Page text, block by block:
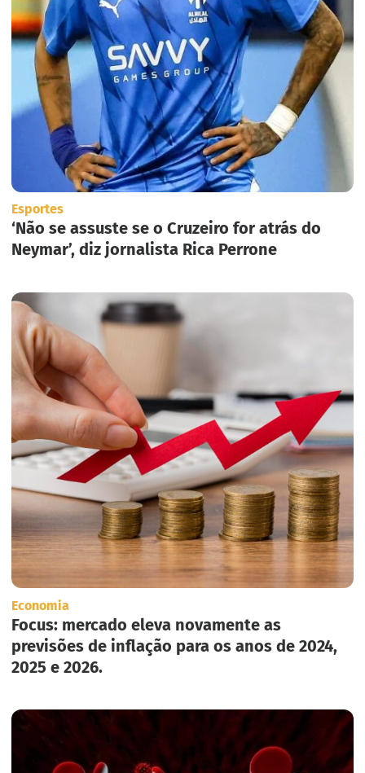
Esportes
‘Não se assuste se o Cruzeiro for atrás do
Neymar’, diz jornalista Rica Perrone
Economia
Focus: mercado eleva novamente as
previsões de inflação para os anos de 2024,
2025 e 2026.